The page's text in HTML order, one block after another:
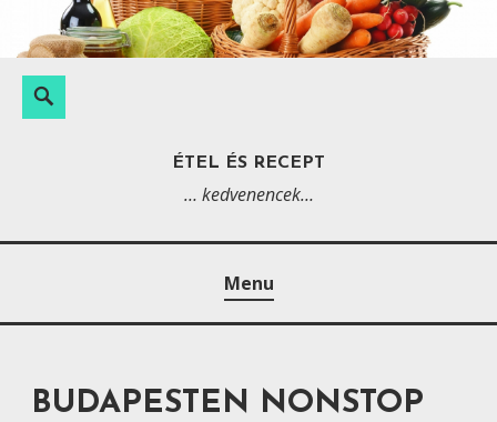
e
S
e
h
é
ÉTEL ÉS RECEPT
… kedvenencek…
Menu
BUDAPESTEN NONSTOP